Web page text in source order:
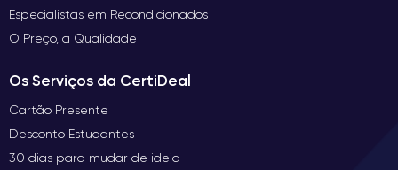
Especialistas em Recondicionados
O Preço, a Qualidade
Os Serviços da CertiDeal
Cartão Presente
Desconto Estudantes
30 dias para mudar de ideia